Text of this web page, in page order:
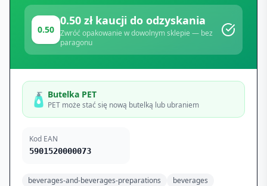
0.50
0.50 zł kaucji do odzyskania
Zwróć opakowanie w dowolnym sklepie — bez
paragonu
🧴 Butelka PET
PET może stać się nową butelką lub ubraniem
Kod EAN
5901520000073
beverages-and-beverages-preparations
beverages